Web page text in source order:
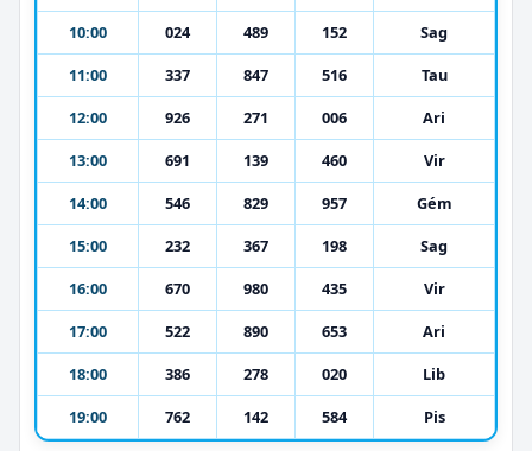
10:00 024 489 152
Sag
11:00
337 847 516
Tau
12:00
926 271 006
Ari
13:00
691 139 460
Vir
14:00
546 829 957
Gém
15:00
232 367 198
Sag
16:00
670 980 435
Vir
17:00
522 890 653
Ari
18:00
386 278 020
Lib
19:00
762 142 584 Pis